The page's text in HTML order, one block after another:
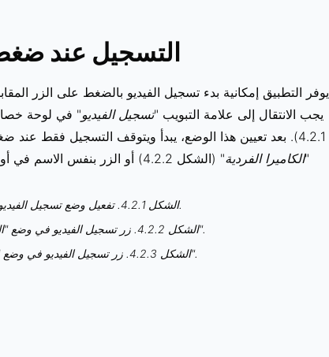
4.2. التسجيل عند
يوفر التطبيق إمكانية بدء تسجيل الفيديو بالضغط على الزر
يجب الانتقال إلى علامة التبويب "تسجيل الفيديو" في لوحة
4.2.1). بعد تعيين هذا الوضع، يبدأ ويتوقف التسجيل فقط
"الكاميرا الفردية" (الشكل 4.2.2) أو الزر بنفس الاسم في أوضاع
الشكل 4.2.1. تفعيل وضع تسجيل الفيديو عبر الزر.
الشكل 4.2.2. زر تسجيل الفيديو في وضع "الكاميرا الفردية".
الشكل 4.2.3. زر تسجيل الفيديو في وضع "جدار الفيديو".